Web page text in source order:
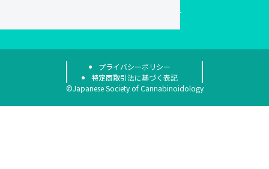
東京都文京区湯島2丁目3-3マックビルB1
プライバシーポリシー
特定商取引法に基づく表記
©Japanese Society of Cannabinoidology